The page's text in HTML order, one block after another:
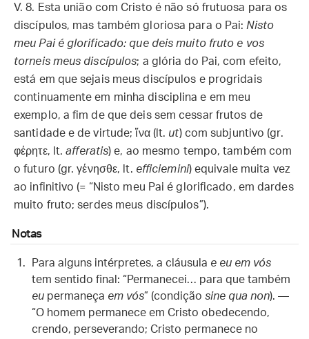
V. 8. Esta união com Cristo é não só frutuosa para os
discípulos, mas também gloriosa para o Pai: Nisto
meu Pai é glorificado: que deis muito fruto e vos
torneis meus discípulos; a glória do Pai, com efeito,
está em que sejais meus discípulos e progridais
continuamente em minha disciplina e em meu
exemplo, a fim de que deis sem cessar frutos de
santidade e de virtude; ἵνα (lt. ut) com subjuntivo (gr.
φέρητε, lt.afferatis) e, ao mesmo tempo, também com
o futuro (gr. γένησθε, lt. efficiemini) equivale muita vez
ao infinitivo (= “Nisto meu Pai é glorificado, em dardes
muito fruto; serdes meus discípulos”).
Notas
Para alguns intérpretes, a cláusula e eu em vós
tem sentido final: “Permanecei… para que também
eu permaneça em vós” (condição sine qua non). —
“O homem permanece em Cristo obedecendo,
crendo, perseverando; Cristo permanece no